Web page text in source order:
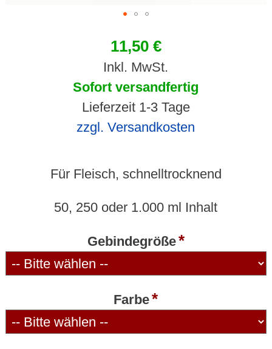
11,50 €
Inkl. MwSt.
Sofort versandfertig
Lieferzeit 1-3 Tage
zzgl. Versandkosten
Für Fleisch, schnelltrocknend
50, 250 oder 1.000 ml Inhalt
Gebindegröße
Farbe